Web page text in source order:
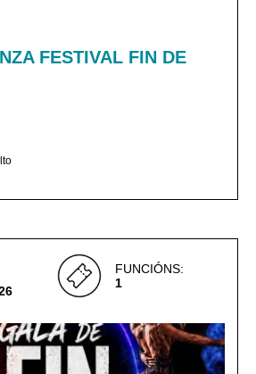
FESTIVAL FIN DE
FUNCIÓNS:
1